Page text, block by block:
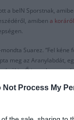
Not Process My
a beIN Sporstnak,
amiben a
Suarez. “Fel kéne
meg az Aranylabdát,
is, Ő is csak egy
sorozatot megnyerni,